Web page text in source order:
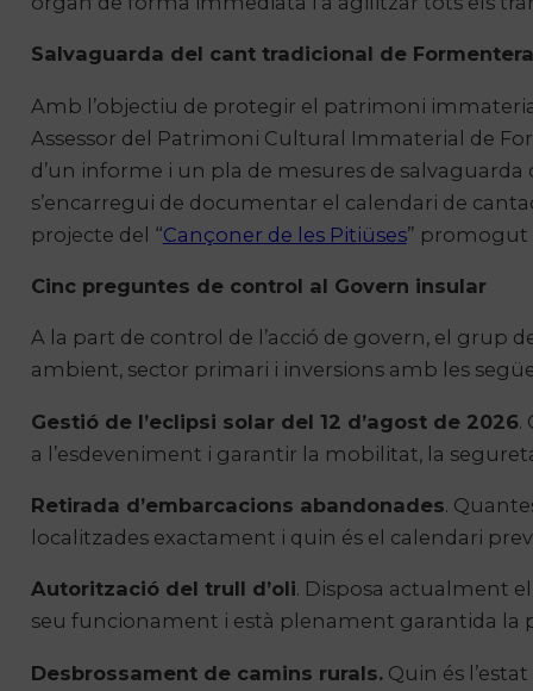
Salvaguarda del cant tradicional de Formentera
Amb l’objectiu de protegir el patrimoni
Assessor del Patrimoni Cultural Immaterial de
d’un informe i un pla de mesures de salvaguarda
s’encarregui de documentar el calendari de
projecte del “Cançoner de les Pitiüses” promogut
Cinc preguntes de control al Govern insular
A la part de control de l’acció de govern, el grup
ambient, sector primari i inversions amb les
Gestió de l’eclipsi solar del 12 d’agost de 2026.
a l’esdeveniment i garantir la mobilitat, la
Retirada d’embarcacions abandonades.
localitzades exactament i quin és el calendari
Autorització del trull d’oli. Disposa actualment
seu funcionament i està plenament garantida la
Desbrossament de camins rurals.Quin és